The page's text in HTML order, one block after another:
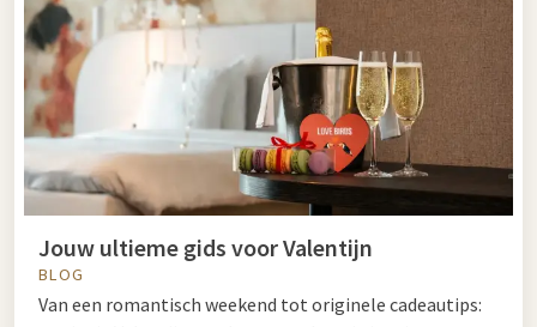
Jouw ultieme gids voor Valentijn
BLOG
Van een romantisch weekend tot originele cadeautips: